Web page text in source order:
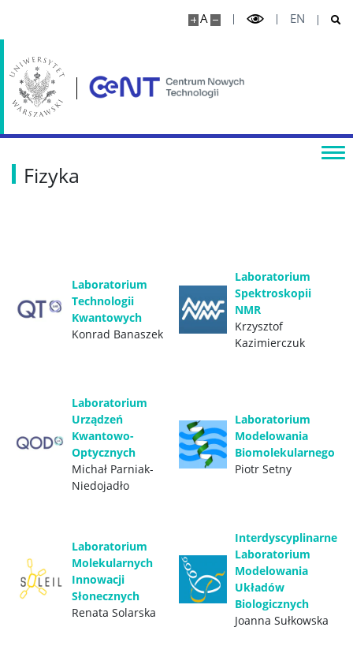
A EN
NAUKA
Fizyka
Medycyna
Research highlights
Media
Projekty
Fizyka
Laboratorium
Technologii
Kwantowych
Konrad Banaszek
Laboratorium
Spektroskopii
NMR
Krzysztof
Kazimierczuk
Laboratorium
Urządzeń
Kwantowo-
Optycznych
Michał Parniak-
Niedojadło
Laboratorium
Modelowania
Biomolekularnego
Piotr Setny
Laboratorium
Molekularnych
Innowacji
Słonecznych
Renata Solarska
Interdyscyplinarne
Laboratorium
Modelowania
Układów
Biologicznych
Joanna Sułkowska